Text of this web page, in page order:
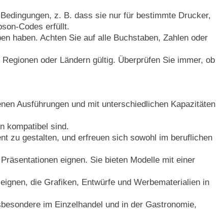
z. B. dass sie nur für bestimmte Drucker,
Codes erfüllt.
haben. Achten Sie auf alle Buchstaben, Zahlen oder
oder Ländern gültig. Überprüfen Sie immer, ob
Ausführungen und mit unterschiedlichen Kapazitäten
kompatibel sind.
zu gestalten, und erfreuen sich sowohl im beruflichen
eignen. Sie bieten Modelle mit einer
die Grafiken, Entwürfe und Werbematerialien in
im Einzelhandel und in der Gastronomie,